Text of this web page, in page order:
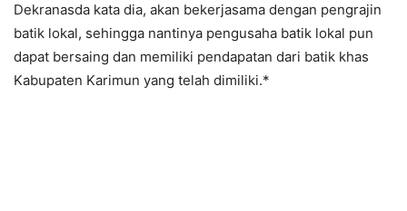
Dekranasda kata dia, akan bekerjasama dengan pengrajin
batik lokal, sehingga nantinya pengusaha batik lokal pun
dapat bersaing dan memiliki pendapatan dari batik khas
Kabupaten Karimun yang telah dimiliki.*